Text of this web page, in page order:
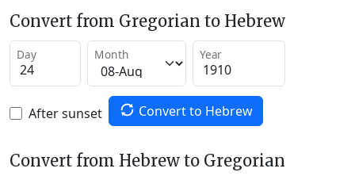
Convert from Gregorian to Hebrew
Day Month Year
After sunset Convert to Hebrew
Convert from Hebrew to Gregorian